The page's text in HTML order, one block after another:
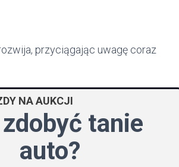
przyciągając uwagę coraz
NA AUKCJI
tanie
auto?